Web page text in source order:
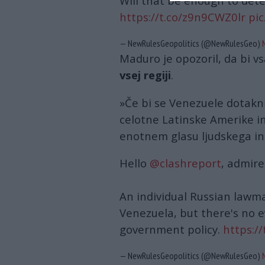
https://t.co/z9n9CWZ0lr
— NewRulesGeopolitics (@NewRulesGeo)
Maduro je opozoril, da bi
vsej regiji.
»Če bi se Venezuele
celotne Latinske Amerike in
enotnem glasu ljudskega
Hello @clashreport,
An individual Russian
Venezuela, but there's no
government policy. https://
— NewRulesGeopolitics (@NewRulesGeo)